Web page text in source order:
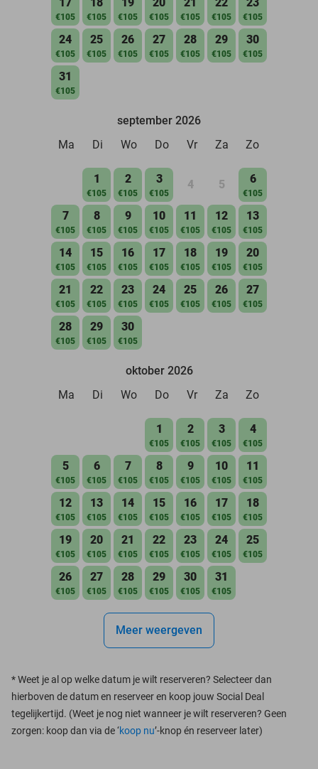
€105 €105 €105 €105 €105 €105 €105
24
€105
25
€105
26
€105
27
€105
28
€105
29
€105
30
€105
31
€105
september 2026
Ma
Di Wo Do Vr Za Zo
1
€105
2
€105
3
€105
4 5 6
€105
7
€105
8
€105
9
€105
10
€105
11
€105
12
€105
13
€105
14
€105
15
€105
16
€105
17
€105
18
€105
19
€105
20
€105
21
€105
22
€105
23
€105
24
€105
25
€105
26
€105
27
€105
28
€105
29
€105
30
€105
oktober 2026
Ma
Di Wo Do Vr Za Zo
1
€105
2
€105
3
€105
4
€105
5
€105
6
€105
7
€105
8
€105
9
€105
10
€105
11
€105
12
€105
13
€105
14
€105
15
€105
16
€105
17
€105
18
€105
19
€105
20
€105
21
€105
22
€105
23
€105
24
€105
25
€105
26
€105
27
€105
28
€105
29
€105
30
€105
31
€105
Meer weergeven
*Weet je al op welke datum je wilt reserveren? Selecteer dan
hierboven de datum en reserveer en koop jouw Social Deal
tegelijkertijd. (Weet je nog niet wanneer je wilt reserveren? Geen
zorgen: koop dan via de ‘koop nu’-knop én reserveer later)